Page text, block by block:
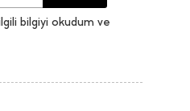
bilgiyi okudum ve